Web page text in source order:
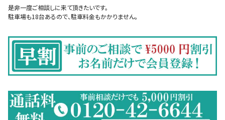
是非一度ご相談しに来て頂きたいです。
駐車場も18台あるので、駐車料金もかかりません。